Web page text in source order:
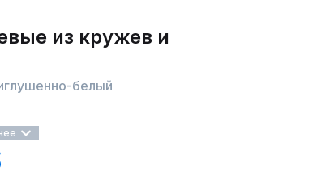
из кружев и
белый